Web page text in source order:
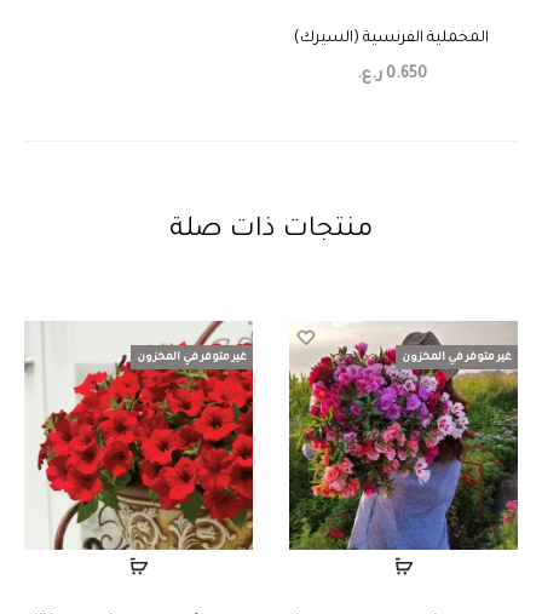
المخملية الفرنسية (السيرك)
0.650 ر.ع.
منتجات ذات صلة
غير متوفر في المخزون غير متوفر في المخزون